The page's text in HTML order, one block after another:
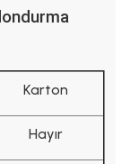
Karton
Hayır